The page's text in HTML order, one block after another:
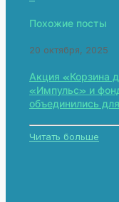
Похожие посты
20 октября, 2025
Акция «Корзина
«Импульс» и
объединились
Читать больше